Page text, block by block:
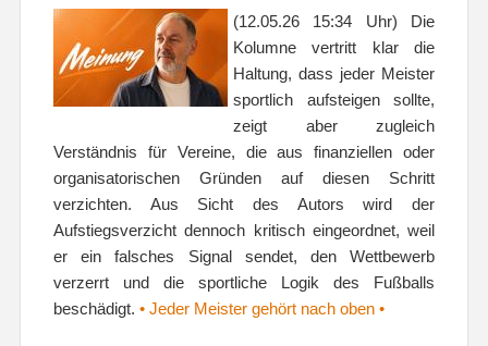
(12.05.26 15:34 Uhr) Die
Kolumne vertritt klar die
Haltung, dass jeder Meister
sportlich aufsteigen sollte,
zeigt aber zugleich
Verständnis für Vereine, die aus finanziellen oder
organisatorischen Gründen auf diesen Schritt
verzichten. Aus Sicht des Autors wird der
Aufstiegsverzicht dennoch kritisch eingeordnet, weil
er ein falsches Signal sendet, den Wettbewerb
verzerrt und die sportliche Logik des Fußballs
beschädigt. • Jeder Meister gehört nach oben •